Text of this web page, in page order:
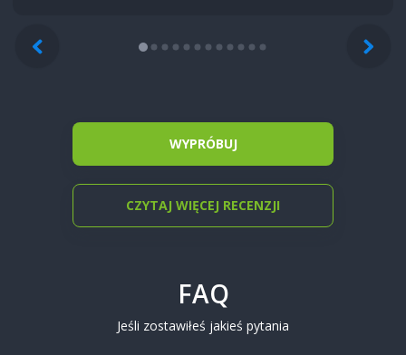
WYPRÓBUJ
CZYTAJ WIĘCEJ RECENZJI
FAQ
Jeśli zostawiłeś jakieś pytania